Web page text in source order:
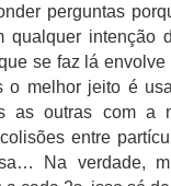
perguntas
qualquer intenção
se faz lá
o melhor jeito é
as outras com
entre
Na verdade,